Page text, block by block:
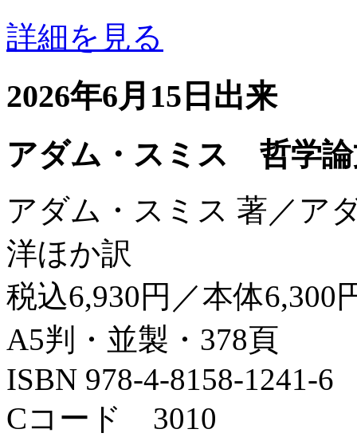
詳細を見る
2026年6月15日出来
アダム・スミス 哲学論
アダム・スミス 著／ア
洋ほか訳
税込6,930円／本体6,300
A5判・並製・378頁
ISBN 978-4-8158-1241-6
Cコード 3010